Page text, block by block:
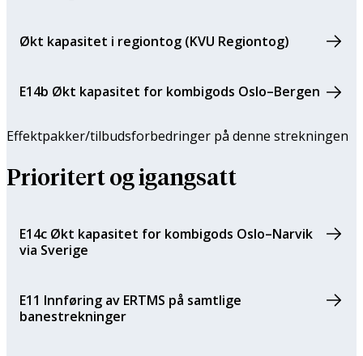
Økt kapasitet i regiontog (KVU Regiontog)
E14b Økt kapasitet for kombigods Oslo–Bergen
Effektpakker/tilbuds­forbedringer på denne strekningen
Prioritert og igangsatt
E14c Økt kapasitet for kombigods Oslo–Narvik
via Sverige
E11 Innføring av ERTMS på samtlige
banestrekninger